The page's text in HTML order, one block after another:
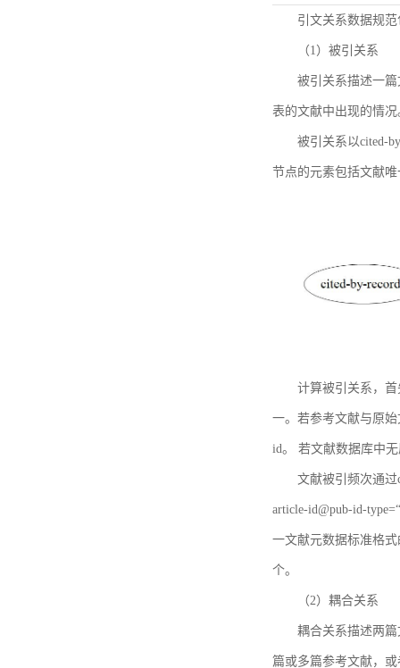
引文关系数据规
（1）被引关系
被引关系描述一
表的文献中出现的情况
被引关系以cited-
节点的元素包括文献
计算被引关系，
一。若参考文献与原
id。 若文献数据库中
文献被引频次通
article-id@pub-id-
一文献元数据标准格
个。
（2）耦合关系
耦合关系描述两
篇或多篇参考文献，